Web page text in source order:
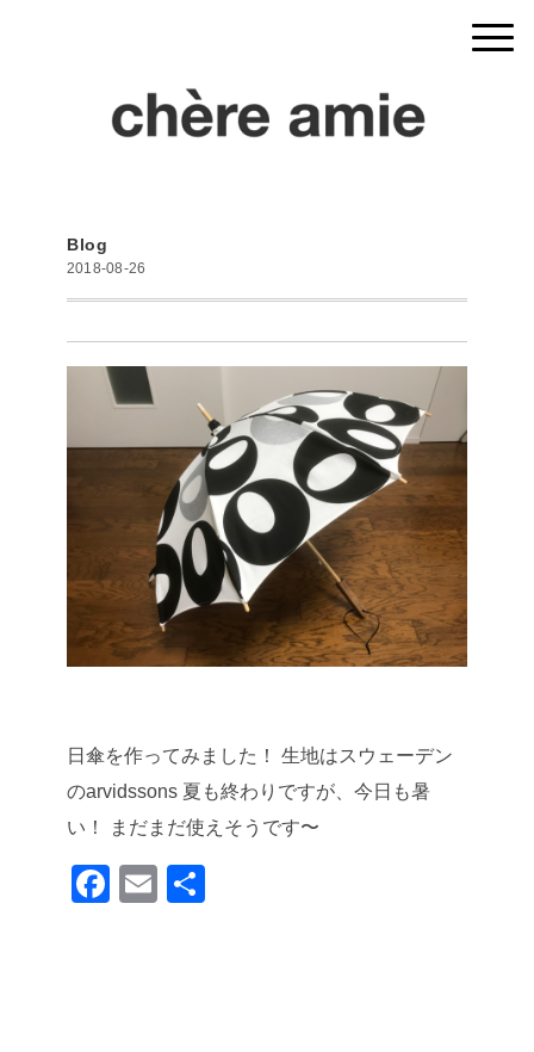
Blog
2018-08-26
日傘を作ってみました！
生地はスウェーデン
のarvidssons 夏も終わりですが、今日も暑
い！
まだまだ使えそうです〜
F
E